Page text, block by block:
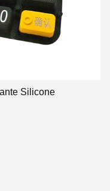
Silicone